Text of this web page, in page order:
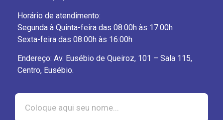
Horário de atendimento:
Segunda à Quinta-feira das 08:00h às 17:00h
Sexta-feira das 08:00h às 16:00h
Endereço: Av. Eusébio de Queiroz, 101 – Sala 115,
Centro, Eusébio.